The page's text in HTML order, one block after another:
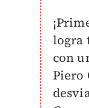
logra
con
Piero